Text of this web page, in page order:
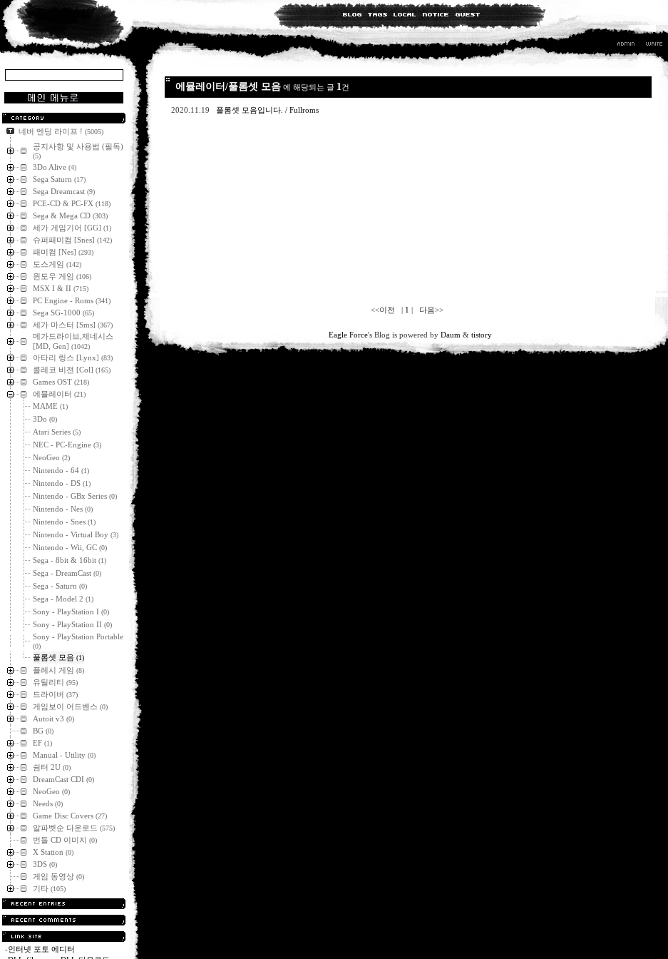
네버 엔딩 라이프 ! (5005)
공지사항 및 사용법 (필독)
(5)
3Do Alive (4)
Sega Saturn (17)
Sega Dreamcast (9)
PCE-CD & PC-FX (118)
Sega & Mega CD (303)
세가 게임기어 [GG] (1)
슈퍼패미컴 [Snes] (142)
패미컴 [Nes] (293)
도스게임 (142)
윈도우 게임 (106)
MSX I & II (715)
PC Engine - Roms (341)
Sega SG-1000 (65)
세가 마스터 [Sms] (367)
메가드라이브,제네시스
[MD, Gen] (1042)
아타리 링스 [Lynx] (83)
콜레코 비젼 [Col] (165)
Games OST (218)
에뮬레이터 (21)
MAME (1)
3Do (0)
Atari Series (5)
NEC - PC-Engine (3)
NeoGeo (2)
Nintendo - 64 (1)
Nintendo - DS (1)
Nintendo - GBx Series (0)
Nintendo - Nes (0)
Nintendo - Snes (1)
Nintendo - Virtual Boy (3)
Nintendo - Wii, GC (0)
Sega - 8bit & 16bit (1)
Sega - DreamCast (0)
Sega - Saturn (0)
Sega - Model 2 (1)
Sony - PlayStation I (0)
Sony - PlayStation II (0)
Sony - PlayStation Portable
(0)
풀롬셋 모음 (1)
플레시 게임 (8)
유틸리티 (95)
드라이버 (37)
게임보이 어드벤스 (0)
Autoit v3 (0)
BG (0)
EF (1)
Manual - Utility (0)
쉼터 2U (0)
DreamCast CDI (0)
NeoGeo (0)
Needs (0)
Game Disc Covers (27)
알파벳순 다운로드 (575)
번들 CD 이미지 (0)
X Station (0)
3DS (0)
게임 동영상 (0)
기타 (105)
-인터넷 포토 에디터
에뮬레이터/풀롬셋 모음 에 해당되는 글 1건
2020.11.19 풀롬셋 모음입니다. / Fullroms
<<이전 | 1 | 다음>>
Eagle Force's Blog is powered by Daum & tistory